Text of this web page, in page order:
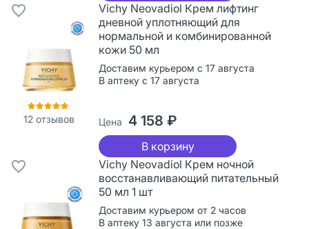
12 отзывов
Vichy Neovadiol Крем лифтинг
дневной уплотняющий для
нормальной и комбинированной
кожи 50 мл
Доставим курьером с 17 августа
В аптеку с 17 августа
Цена 4 158 ₽
В корзину
Vichy Neovadiol Крем ночной
восстанавливающий питательный
50 мл 1 шт
Доставим курьером от 2 часов
В аптеку 13 августа или позже